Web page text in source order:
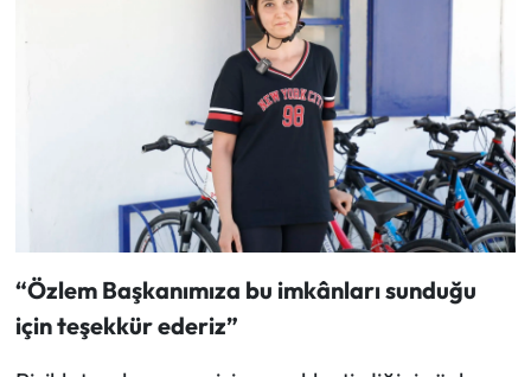
“Özlem Başkanımıza bu imkânları sunduğu
için teşekkür ederiz”